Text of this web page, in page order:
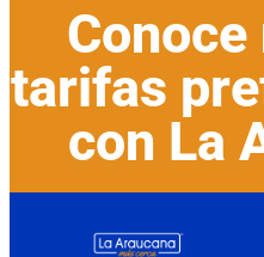
tarifas
con La